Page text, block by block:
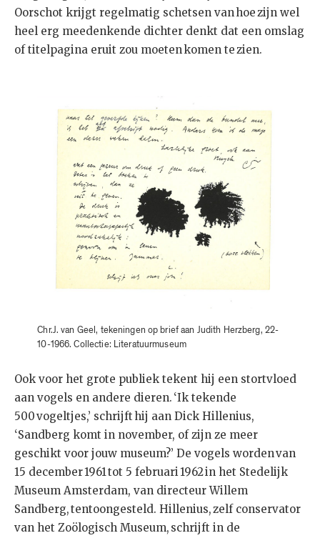
Oorschot krijgt regelmatig schetsen van hoe zijn wel
heel erg meedenkende dichter denkt dat een omslag
of titelpagina eruit zou moeten komen te zien.
Chr.J. van Geel, tekeningen op brief aan Judith Herzberg, 22-
10-1966. Collectie: Literatuurmuseum
Ook voor het grote publiek tekent hij een stortvloed
aan vogels en andere dieren. ‘Ik tekende
500 vogeltjes,’ schrijft hij aan Dick Hillenius,
‘Sandberg komt in november, of zijn ze meer
geschikt voor jouw museum?’ De vogels worden van
15 december 1961 tot 5 februari 1962 in het Stedelijk
Museum Amsterdam, van directeur Willem
Sandberg, tentoongesteld. Hillenius, zelf conservator
van het Zoölogisch Museum, schrijft in de